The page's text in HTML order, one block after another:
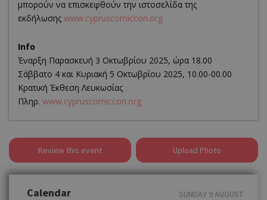
μπορούν να επισκεφθούν την ιστοσελίδα της
εκδήλωσης www.cypruscomiccon.org
Info
Έναρξη Παρασκευή 3 Οκτωβρίου 2025, ώρα 18.00
Σάββατο 4 και Κυριακή 5 Οκτωβρίου 2025, 10.00-00.00
Κρατική Έκθεση Λευκωσίας
Πληρ. www.cypruscomiccon.org
Review this event Upload Photo
Calendar SUNDAY 9 AUGUST